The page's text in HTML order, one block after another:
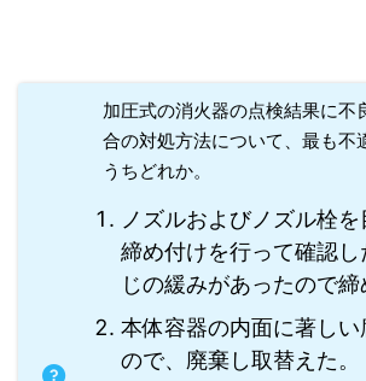
加圧式の消火器の点検結果に不
合の対処方法について、最も不
うちどれか。
ノズルおよびノズル栓
締め付けを行って確認
じの緩みがあったので締
本体容器の内面に著しい
ので、廃棄し取替えた。